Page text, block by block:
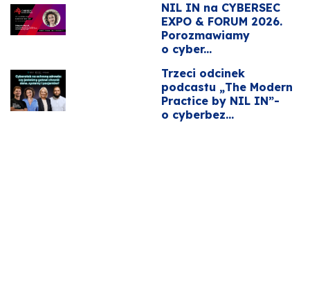
NIL IN na CYBERSEC
EXPO & FORUM 2026.
Porozmawiamy
o cyber...
Trzeci odcinek
podcastu „The Modern
Practice by NIL IN”-
o cyberbez...